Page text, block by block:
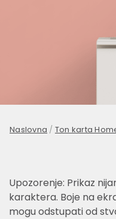
Naslovna / Ton karta
Upozorenje: Prikaz
karaktera. Boje na
mogu odstupati od